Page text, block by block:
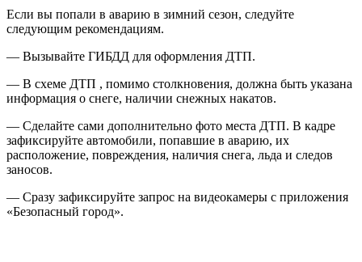
Если вы попали в аварию в зимний сезон, следуйте
следующим рекомендациям.
— Вызывайте ГИБДД для оформления ДТП.
— В схеме ДТП , помимо столкновения, должна быть указана
информация о снеге, наличии снежных накатов.
— Сделайте сами дополнительно фото места ДТП. В кадре
зафиксируйте автомобили, попавшие в аварию, их
расположение, повреждения, наличия снега, льда и следов
заносов.
— Сразу зафиксируйте запрос на видеокамеры с приложения
«Безопасный город».